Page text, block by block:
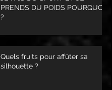
PRENDS DU POIDS POURQUOI
?
Quels fruits pour affûter sa
silhouette ?